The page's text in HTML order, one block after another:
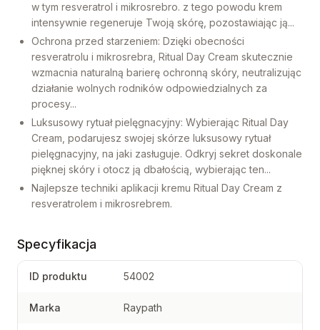
w tym resveratrol i mikrosrebro. z tego powodu krem
intensywnie regeneruje Twoją skórę, pozostawiając ją...
Ochrona przed starzeniem: Dzięki obecności
resveratrolu i mikrosrebra, Ritual Day Cream skutecznie
wzmacnia naturalną barierę ochronną skóry, neutralizując
działanie wolnych rodników odpowiedzialnych za
procesy...
Luksusowy rytuał pielęgnacyjny: Wybierając Ritual Day
Cream, podarujesz swojej skórze luksusowy rytuał
pielęgnacyjny, na jaki zasługuje. Odkryj sekret doskonale
pięknej skóry i otocz ją dbałością, wybierając ten...
Najlepsze techniki aplikacji kremu Ritual Day Cream z
resveratrolem i mikrosrebrem.
Specyfikacja
ID produktu 54002
Marka Raypath